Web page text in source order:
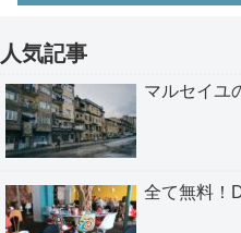
人気記事
マルセイユ
全て無料！